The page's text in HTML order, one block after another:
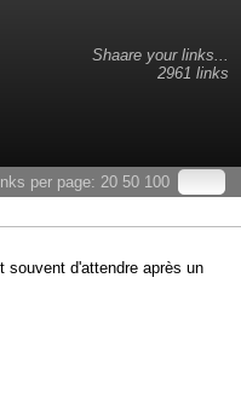
Shaare your links...
2961 links
per page: 20 50 100
d'attendre après un